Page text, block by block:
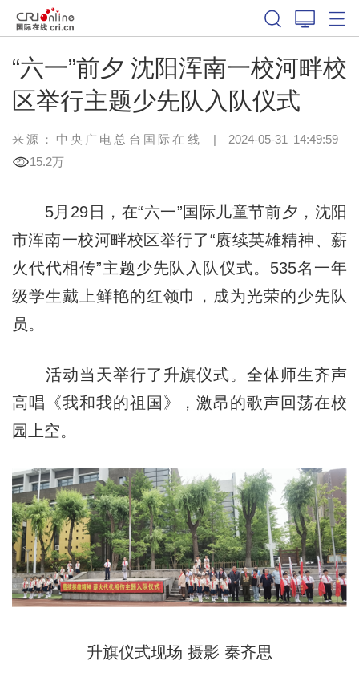
“六一”前夕 沈阳浑南一校河畔校
区举行主题少先队入队仪式
来源：中央广电总台国际在线 | 2024-05-31 14:49:59
15.2万
5月29日，在“六一”国际儿童节前夕，沈阳
市浑南一校河畔校区举行了“赓续英雄精神、薪
火代代相传”主题少先队入队仪式。535名一年
级学生戴上鲜艳的红领巾，成为光荣的少先队
员。
活动当天举行了升旗仪式。全体师生齐声
高唱《我和我的祖国》，激昂的歌声回荡在校
园上空。
升旗仪式现场 摄影 秦齐思